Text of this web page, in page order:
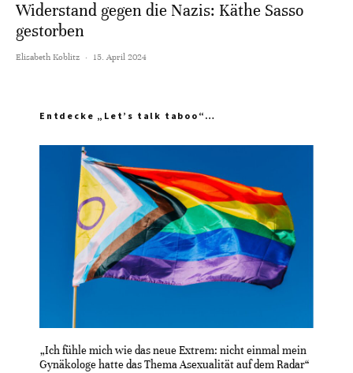
Widerstand gegen die Nazis: Käthe Sasso
gestorben
Elisabeth Koblitz · 15. April 2024
Entdecke „Let’s talk taboo“…
„Ich fühle mich wie das neue Extrem: nicht einmal mein
Gynäkologe hatte das Thema Asexualität auf dem Radar“